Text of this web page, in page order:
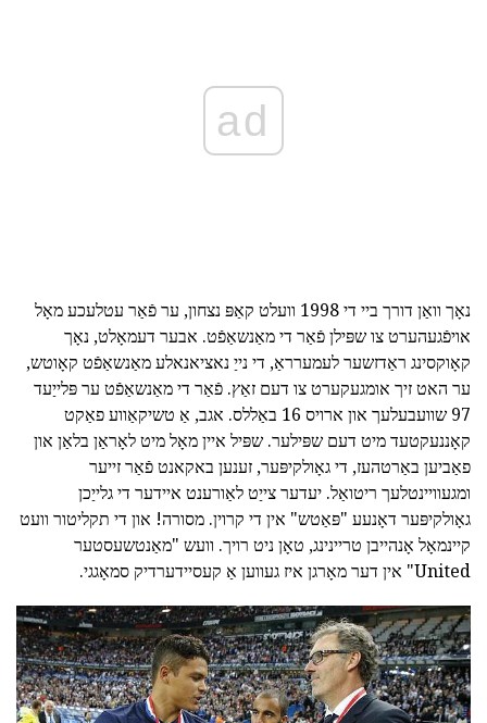
ad
נאָך וואַן דורך ביי די 1998 וועלט קאַפּ נצחון, ער פֿאַר עטלעכע מאָל
אויפֿגעהערט צו שפּילן פֿאַר די מאַנשאַפֿט. אבער דעמאָלט, נאָך
קאָוקסינג ראַדזשער לעמערראַ, די נייַ נאציאנאלע מאַנשאַפֿט קאָוטש,
ער האט זיך אומגעקערט צו דעם זאַץ. פֿאַר די מאַנשאַפֿט ער פּלייַעד
97 שוועבעלעך און ארויס 16 באַללס. אגב, אַ טשיקאַווע פאַקט
קאָננעקטעד מיט דעם שפּילער. שפּיל איין מאָל מיט לאָראַן בלאַן און
פאַביען באַרטהעז, די גאָולקיפּער, זענען באקאנט פֿאַר זייער
ומגעוויינטלעך ריטואַל. יעדער צייַט לאַורענט איידער די גלייַכן
גאָולקיפּער דאָנעע "פּאַטש" אין די קרוין. מסורה! און די תקליטור וועט
קיינמאָל אָנהייבן טריינינג, טאָן ניט רויך. וועש "מאַנטשעסטער
United" אין דער מאָרגן איז געווען אַ קעסיידערדיק סמאָגגי.